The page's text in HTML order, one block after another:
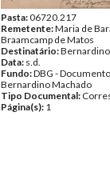
Pasta:06720.217
Remetente:Maria de
Braamcamp de Matos
Destinatário:
Data: s.d.
Fundo:DBG -
Bernardino Machado
Tipo Documental:
Página(s): 1